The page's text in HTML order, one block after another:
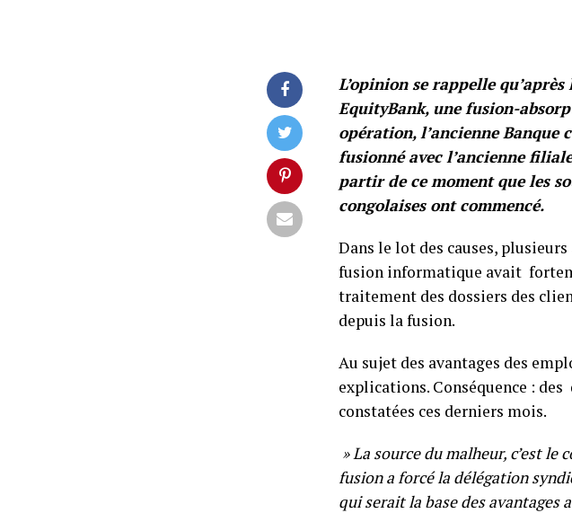
L’opinion se rappelle
EquityBank, une fusion-
opération, l’ancienne Banque
fusionné avec l’ancienne
partir de ce moment que les
congolaises ont commencé.
Dans le lot des causes,
fusion informatique avait
traitement des dossiers des
depuis la fusion.
Au sujet des avantages des
explications. Conséquence :
constatées ces derniers mois.
» La source du malheur, c’est
fusion a forcé la délégation
qui serait la base des avantages